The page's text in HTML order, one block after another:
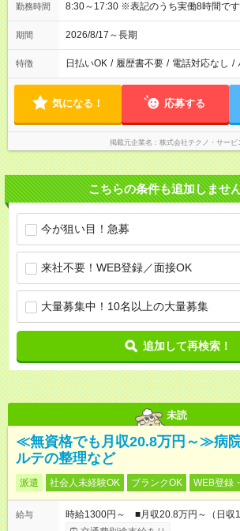
勤務時間 8:30～17:30 ※表記のうち実働8時間です
期間 2026/8/17～長期
特徴 日払いOK / 履歴書不要 / 電話対応なし /
気になる！ 応募する
掲載元企業名 株式会社テクノ・サービ
こちらの条件も追加しませ
今が狙い目！急募
来社不要！WEB登録／面接OK
大量募集中！10名以上の大量募集
追加して再検索！
未読
≪無資格でも月収20.8万円～≫病
ルテの整理など
派遣 社会人未経験OK ブランクOK WEB登録
給与
時給1300円～ ■月収20.8万円～（日収1